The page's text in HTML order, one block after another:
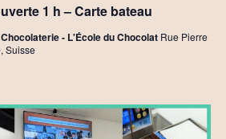
1 h – Carte bateau
- L'École du Chocolat Rue Pierre
Suisse